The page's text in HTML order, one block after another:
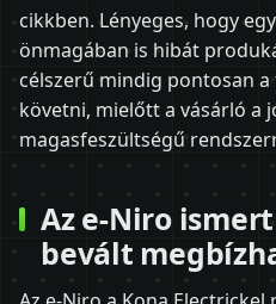
cikkben. Lényeges, hogy
önmagában is hibát
célszerű mindig pontosan
követni, mielőtt a vásárló a
magasfeszültségű
Az e-Niro
bevált